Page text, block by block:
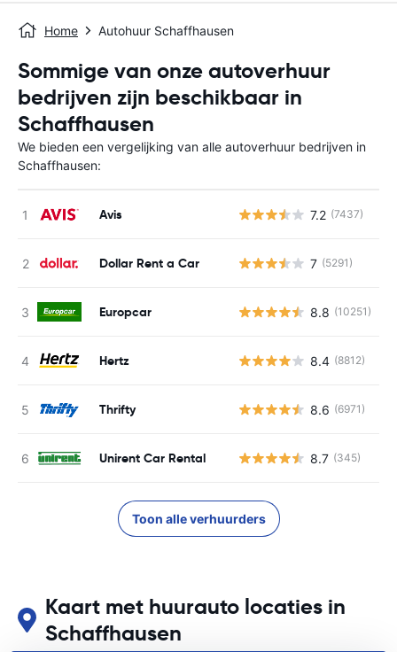
Home Autohuur Schaffhausen
Sommige van onze autoverhuur
bedrijven zijn beschikbaar in
Schaffhausen
We bieden een vergelijking van alle autoverhuur bedrijven in
Schaffhausen:
Avis 7.2 (7437)
Dollar Rent a Car 7 (5291)
Europcar 8.8 (10251)
Hertz 8.4 (8812)
Thrifty 8.6 (6971)
Unirent Car Rental 8.7 (345)
Toon alle verhuurders
Kaart met huurauto locaties in
Schaffhausen